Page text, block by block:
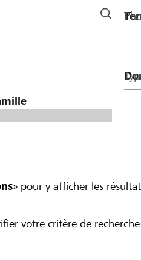
» pour y afficher les
votre critère de